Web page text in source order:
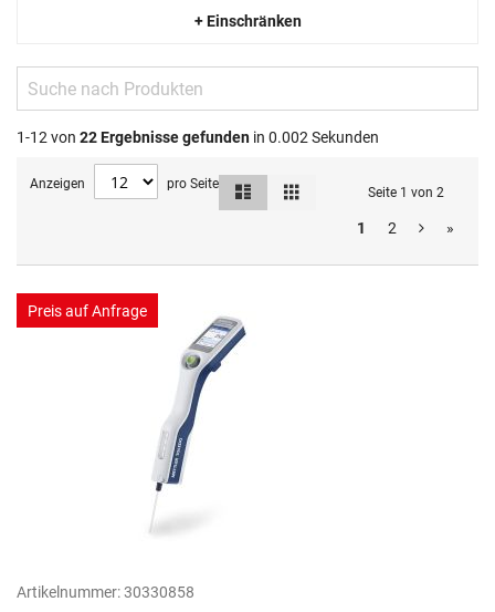
+ Einschränken
1-12 von 22Ergebnisse gefunden in 0.002 Sekunden
Anzeigen pro Seite
Seite 1 von 2
1 2 »
Ansicht
Preis auf Anfrage
Artikelnummer:30330858